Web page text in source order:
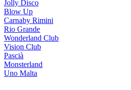
Jolly Disco
Blow Up
Carnaby Rimini
Rio Grande
Wonderland Club
Vision Club
Pascià
Monsterland
Uno Malta